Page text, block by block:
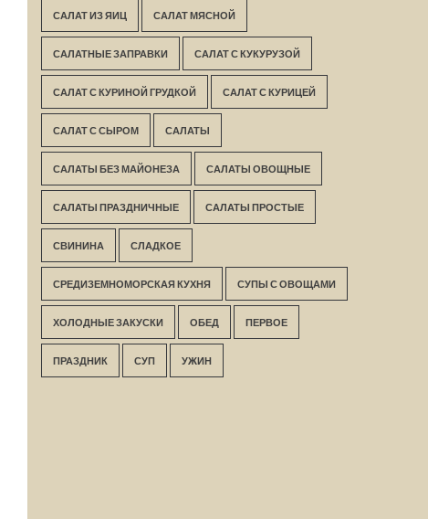
САЛАТ ИЗ ЯИЦ САЛАТ МЯСНОЙ
САЛАТНЫЕ ЗАПРАВКИ САЛАТ С КУКУРУЗОЙ
САЛАТ С КУРИНОЙ ГРУДКОЙ САЛАТ С КУРИЦЕЙ
САЛАТ С СЫРОМ САЛАТЫ
САЛАТЫ БЕЗ МАЙОНЕЗА САЛАТЫ ОВОЩНЫЕ
САЛАТЫ ПРАЗДНИЧНЫЕ САЛАТЫ ПРОСТЫЕ
СВИНИНА СЛАДКОЕ
СРЕДИЗЕМНОМОРСКАЯ КУХНЯ СУПЫ С ОВОЩАМИ
ХОЛОДНЫЕ ЗАКУСКИ ОБЕД ПЕРВОЕ
ПРАЗДНИК СУП УЖИН